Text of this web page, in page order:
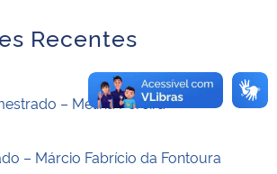
Recentes
– Melina Pereira
– Márcio Fabrício da Fontoura